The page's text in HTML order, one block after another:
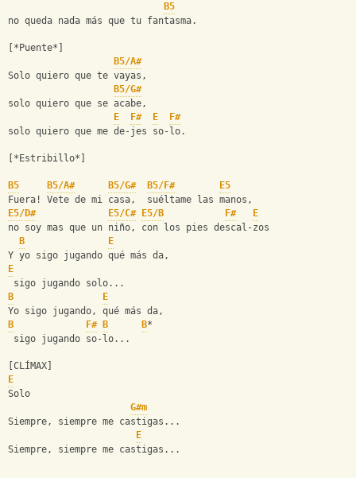
B5
no queda nada más que tu fantasma.
[*Puente*]
B5/A#
Solo quiero que te vayas,
B5/G#
solo quiero que se acabe,
E
F# E
F#
solo quiero que me de-jes so-lo.
[*Estribillo*]
B5 B5/A# B5/G# B5/F#
E5
Fuera! Vete de mi casa,  suéltame las manos,
E5/D#
E5/C# E5/B F#
E
no soy mas que un niño, con los pies descal-zos
B
E
Y yo sigo jugando qué más da,
E
sigo jugando solo...
B
E
Yo sigo jugando, qué más da,
B
F# B B*
sigo jugando so-lo...
[CLÍMAX]
E
Solo
G#m
Siempre, siempre me castigas...
E
Siempre, siempre me castigas...